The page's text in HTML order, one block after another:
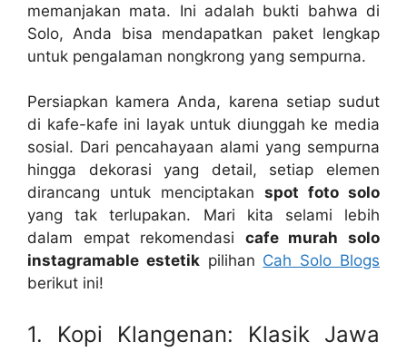
memanjakan mata. Ini adalah bukti bahwa di
Solo, Anda bisa mendapatkan paket lengkap
untuk pengalaman nongkrong yang sempurna.
Persiapkan kamera Anda, karena setiap sudut
di kafe-kafe ini layak untuk diunggah ke media
sosial. Dari pencahayaan alami yang sempurna
hingga dekorasi yang detail, setiap elemen
dirancang untuk menciptakan spot foto solo
yang tak terlupakan. Mari kita selami lebih
dalam empat rekomendasi cafe murah solo
instagramable estetikpilihan Cah Solo Blogs
berikut ini!
1. Kopi Klangenan: Klasik Jawa